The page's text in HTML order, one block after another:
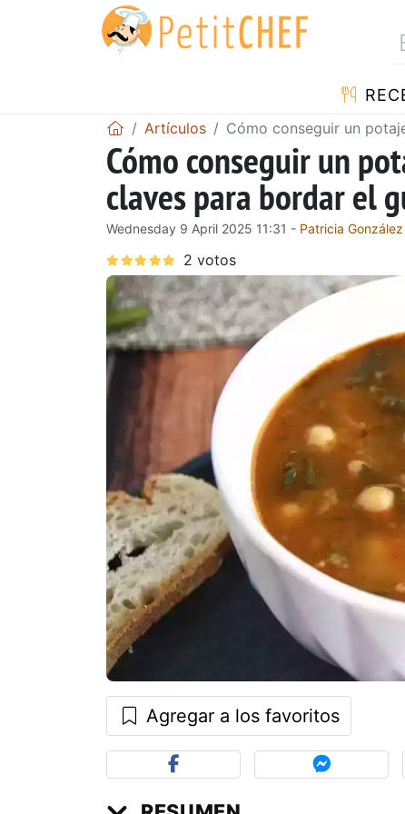
Artículos Cómo conseguir un
Cómo conseguir un
claves para bordar el
Wednesday 9 April 2025 11:31 - Patricia González
Agregar a los favoritos